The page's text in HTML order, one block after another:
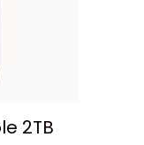
2TB